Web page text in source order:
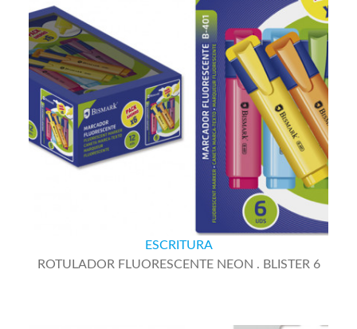
ESCRITURA
ROTULADOR FLUORESCENTE NEON . BLISTER 6